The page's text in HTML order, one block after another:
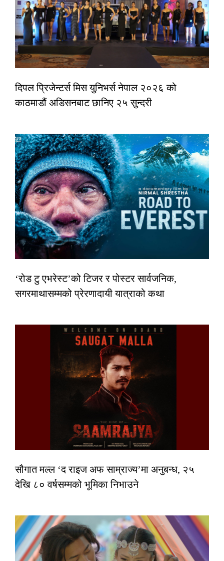
दिपल प्रिजेन्टर्स मिस युनिभर्स नेपाल २०२६ को
काठमाडौं अडिसनबाट छानिए २५ सुन्दरी
‘रोड टु एभरेस्ट’को टिजर र पोस्टर सार्वजनिक,
सगरमाथासम्मको प्रेरणादायी यात्राको कथा
सौगात मल्ल ‘द राइज अफ साम्राज्य’मा अनुबन्ध, २५
देखि ८० वर्षसम्मको भूमिका निभाउने